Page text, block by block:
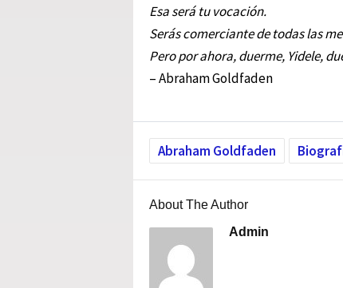
Esa será tu vocación.
Serás comerciante de todas las
Pero por ahora, duerme, Yidele,
– Abraham Goldfaden
Abraham Goldfaden
About The Author
Admin